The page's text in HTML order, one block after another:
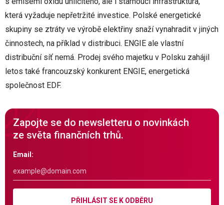
která vyžaduje nepřetržité investice. Polské energetické
skupiny se ztráty ve výrobě elektřiny snaží vynahradit v jiných
činnostech, na příklad v distribuci. ENGIE ale vlastní
distribuční síť nemá. Prodej svého majetku v Polsku zahájil
letos také francouzský konkurent ENGIE, energetická
společnost EDF.
Zapojte se do newsletteru o novinkách
ze světa finančních trhů.
Email:
PŘIHLÁSIT SE K ODBĚRU